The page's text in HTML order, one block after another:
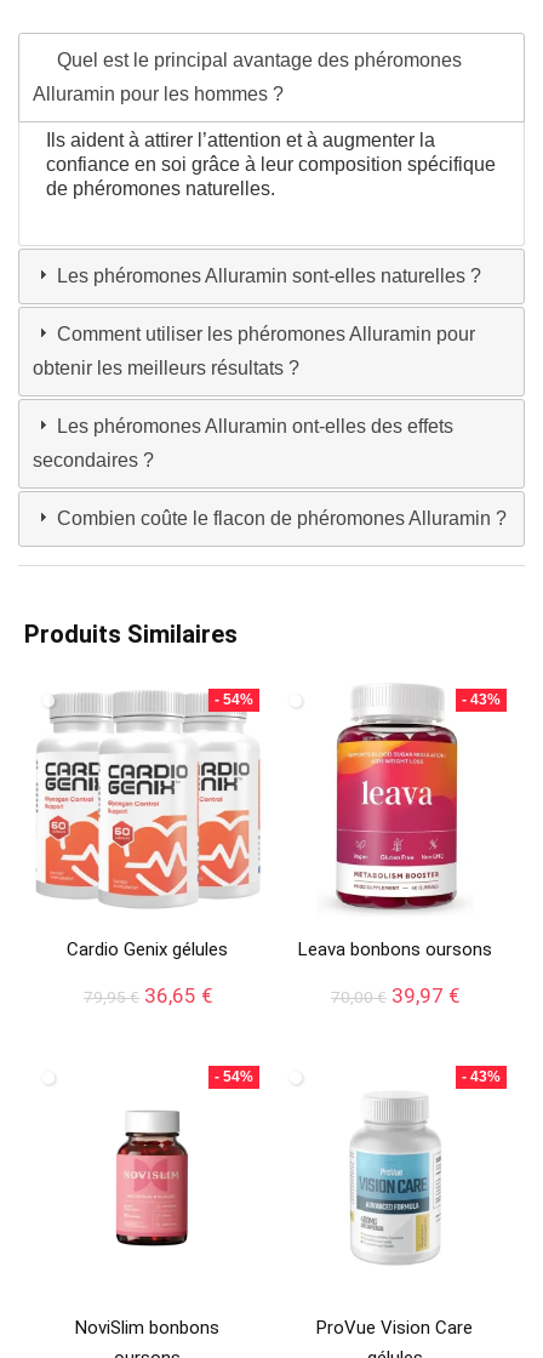
Quel est le principal avantage des phéromones
Alluramin pour les hommes ?
Ils aident à attirer l’attention et à augmenter la
confiance en soi grâce à leur composition spécifique
de phéromones naturelles.
Les phéromones Alluramin sont-elles naturelles ?
Comment utiliser les phéromones Alluramin pour
obtenir les meilleurs résultats ?
Les phéromones Alluramin ont-elles des effets
secondaires ?
Combien coûte le flacon de phéromones Alluramin ?
Produits Similaires
- 54%
Cardio Genix gélules
79,95€ Le
79,95 €.
36,65 €Le
est :
36,65 €.
- 43%
Leava bonbons oursons
70,00€ Le
70,00 €.
39,97 €Le
est :
39,97 €.
- 54%
NoviSlim bonbons
- 43%
ProVue Vision Care